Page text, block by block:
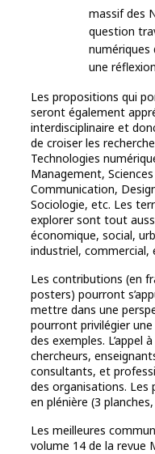
massif des
question
numériques
une
Les propositions qui
seront également
interdisciplinaire et
de croiser les
Technologies
Management,
Communication,
Sociologie, etc. Les
explorer sont tout
économique, social,
industriel, commercial,
Les contributions (en
posters) pourront
mettre dans une
pourront privilégier
des exemples.
chercheurs,
consultants, et
des organisations.
en plénière (3
Les meilleures
volume 14 de la revue